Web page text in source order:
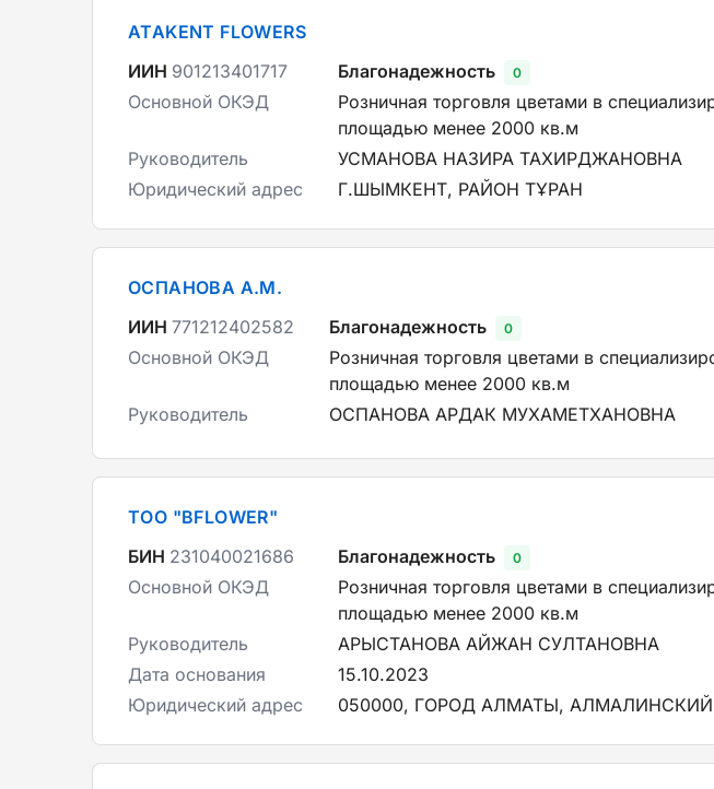
ATAKENT FLOWERS
ИИН 901213401717 Благонадежность 0
Основной ОКЭД
Розничная торговля цветами в
площадью менее 2000 кв.м
Руководитель
УСМАНОВА НАЗИРА ТАХИРДЖАНОВНА
Юридический адрес
Г.ШЫМКЕНТ, РАЙОН ТҰРАН
ОСПАНОВА А.М.
ИИН 771212402582 Благонадежность 0
Основной ОКЭД
Розничная торговля цветами в
площадью менее 2000 кв.м
Руководитель
ОСПАНОВА АРДАК МУХАМЕТХАНОВНА
ТОО "BFLOWER"
БИН 231040021686 Благонадежность 0
Основной ОКЭД
Розничная торговля цветами в
площадью менее 2000 кв.м
Руководитель
АРЫСТАНОВА АЙЖАН СУЛТАНОВНА
Дата основания
15.10.2023
Юридический адрес
050000, ГОРОД АЛМАТЫ,